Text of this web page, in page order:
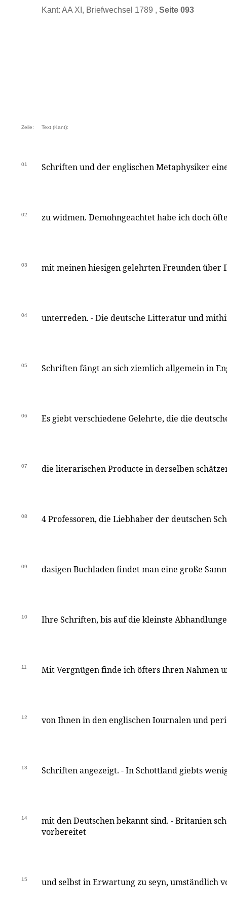
Kant: AA XI, Briefwechsel 1789 , Seite 093
Zeile: Text (Kant):
01 Schriften und der englischen Metaphysiker
02 zu widmen. Demohngeachtet habe ich doch
03 mit meinen hiesigen gelehrten Freunden über
04 unterreden. - Die deutsche Litteratur und
05 Schriften fängt an sich ziemlich allgemein in
06 Es giebt verschiedene Gelehrte, die die
07 die literarischen Producte in derselben
08 4 Professoren, die Liebhaber der deutschen
09 dasigen Buchladen findet man eine große
10 Ihre Schriften, bis auf die kleinste
11 Mit Vergnügen finde ich öfters Ihren Nahmen
12 von Ihnen in den englischen Iournalen und
13 Schriften angezeigt. - In Schottland giebts
14
mit den Deutschen bekannt sind. - Britanien
vorbereitet
15 und selbst in Erwartung zu seyn, umständlich